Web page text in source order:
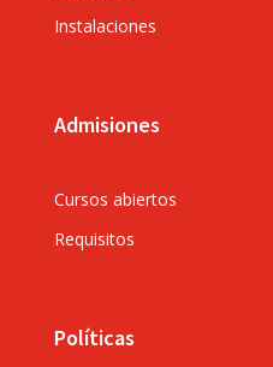
Instalaciones
Admisiones
Cursos abiertos
Requisitos
Políticas